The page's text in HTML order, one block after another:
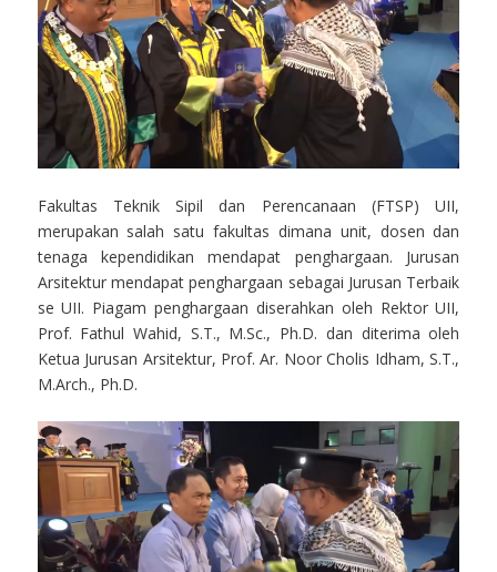
Fakultas Teknik Sipil dan Perencanaan (FTSP) UII,
merupakan salah satu fakultas dimana unit, dosen dan
tenaga kependidikan mendapat penghargaan. Jurusan
Arsitektur mendapat penghargaan sebagai Jurusan Terbaik
se UII. Piagam penghargaan diserahkan oleh Rektor UII,
Prof. Fathul Wahid, S.T., M.Sc., Ph.D. dan diterima oleh
Ketua Jurusan Arsitektur, Prof. Ar. Noor Cholis Idham, S.T.,
M.Arch., Ph.D.